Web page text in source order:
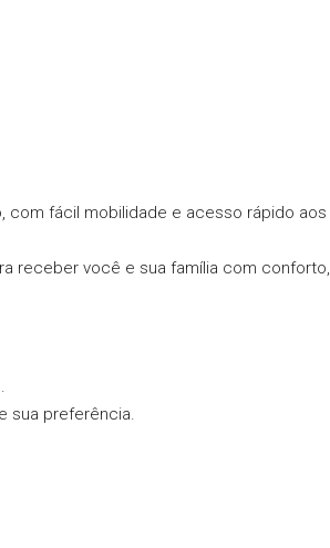
com fácil mobilidade e acesso rápido aos
receber você e sua família com conforto,
sua preferência.